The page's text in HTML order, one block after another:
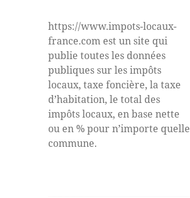
https://www.impots-locaux-
france.com est un site qui
publie toutes les données
publiques sur les impôts
locaux, taxe foncière, la taxe
d’habitation, le total des
impôts locaux, en base nette
ou en % pour n’importe quelle
commune.